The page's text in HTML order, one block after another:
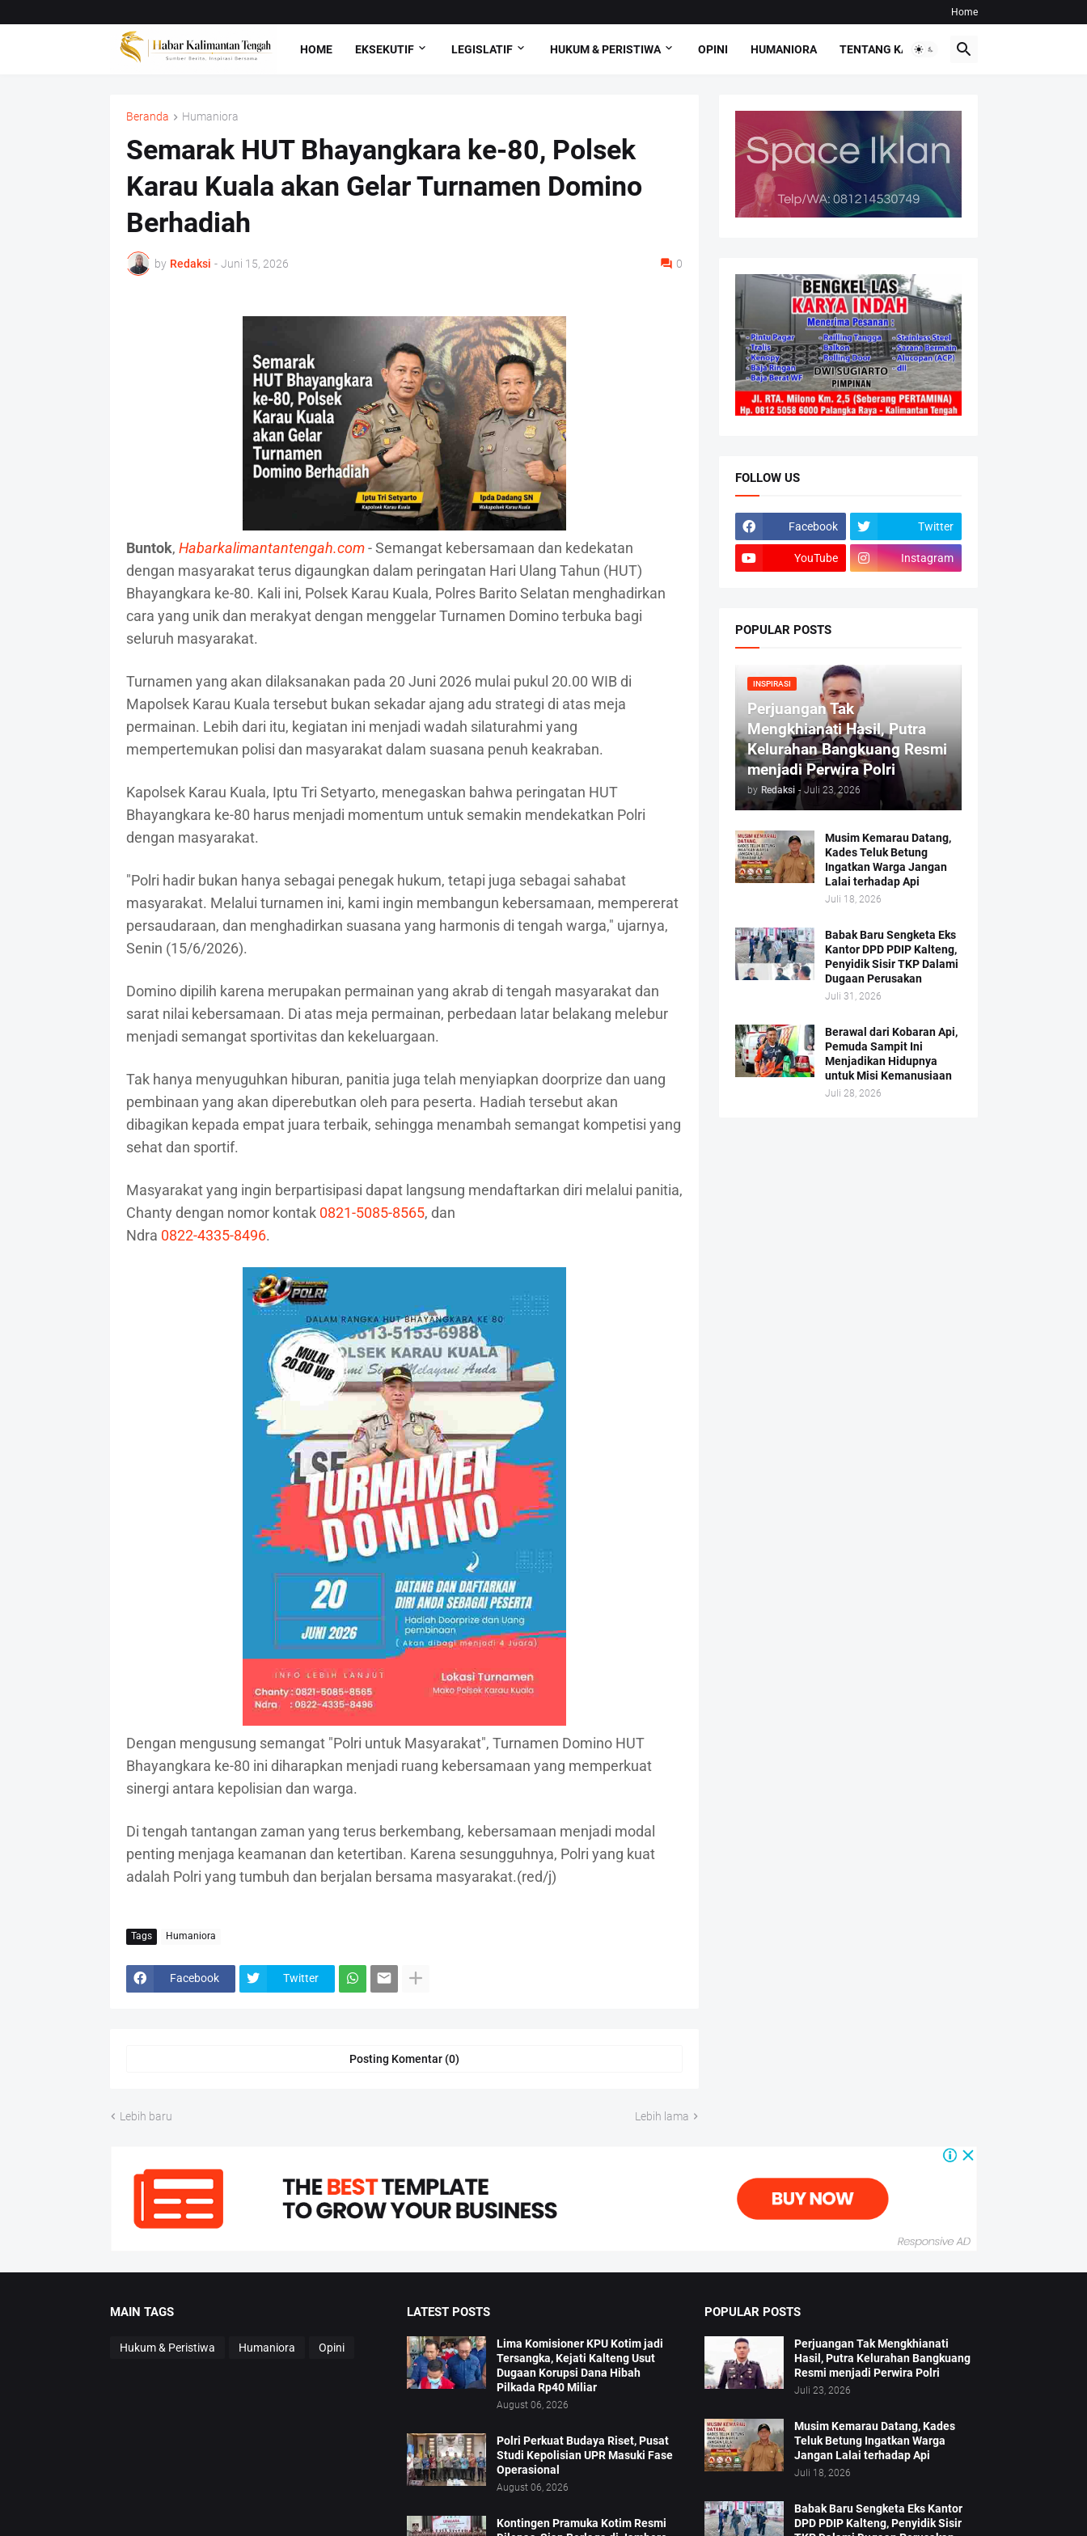
Home
HOME EKSEKUTIF LEGISLATIF HUKUM & PERISTIWA OPINI HUMANIORA TENTANG KAMI
Beranda Humaniora
Semarak HUT Bhayangkara ke-80, Polsek
Karau Kuala akan Gelar Turnamen Domino
Berhadiah
by Redaksi - Juni 15, 2026 0
Buntok, Habarkalimantantengah.com- Semangat kebersamaan dan kedekatan
dengan masyarakat terus digaungkan dalam peringatan Hari Ulang Tahun (HUT)
Bhayangkara ke-80. Kali ini, Polsek Karau Kuala, Polres Barito Selatan menghadirkan
cara yang unik dan merakyat dengan menggelar Turnamen Domino terbuka bagi
seluruh masyarakat.
Turnamen yang akan dilaksanakan pada 20 Juni 2026 mulai pukul 20.00 WIB di
Mapolsek Karau Kuala tersebut bukan sekadar ajang adu strategi di atas meja
permainan. Lebih dari itu, kegiatan ini menjadi wadah silaturahmi yang
mempertemukan polisi dan masyarakat dalam suasana penuh keakraban.
Kapolsek Karau Kuala, Iptu Tri Setyarto, menegaskan bahwa peringatan HUT
Bhayangkara ke-80 harus menjadi momentum untuk semakin mendekatkan Polri
dengan masyarakat.
"Polri hadir bukan hanya sebagai penegak hukum, tetapi juga sebagai sahabat
masyarakat. Melalui turnamen ini, kami ingin membangun kebersamaan, mempererat
persaudaraan, dan menghadirkan suasana yang harmonis di tengah warga," ujarnya,
Senin (15/6/2026).
Domino dipilih karena merupakan permainan yang akrab di tengah masyarakat dan
sarat nilai kebersamaan. Di atas meja permainan, perbedaan latar belakang melebur
menjadi semangat sportivitas dan kekeluargaan.
Tak hanya menyuguhkan hiburan, panitia juga telah menyiapkan doorprize dan uang
pembinaan yang akan diperebutkan oleh para peserta. Hadiah tersebut akan
dibagikan kepada empat juara terbaik, sehingga menambah semangat kompetisi yang
sehat dan sportif.
Masyarakat yang ingin berpartisipasi dapat langsung mendaftarkan diri melalui panitia,
Chanty dengan nomor kontak 0821-5085-8565, dan
Ndra 0822-4335-8496.
Dengan mengusung semangat "Polri untuk Masyarakat", Turnamen Domino HUT
Bhayangkara ke-80 ini diharapkan menjadi ruang kebersamaan yang memperkuat
sinergi antara kepolisian dan warga.
Di tengah tantangan zaman yang terus berkembang, kebersamaan menjadi modal
penting menjaga keamanan dan ketertiban. Karena sesungguhnya, Polri yang kuat
adalah Polri yang tumbuh dan berjalan bersama masyarakat.(red/j)
Tags Humaniora
Facebook Twitter
Posting Komentar (0)
Lebih baru Lebih lama
FOLLOW US
Facebook Twitter
YouTube Instagram
POPULAR POSTS
INSPIRASI
Perjuangan Tak
Mengkhianati Hasil, Putra
Kelurahan Bangkuang Resmi
menjadi Perwira Polri
by Redaksi - Juli 23, 2026
Musim Kemarau Datang,
Kades Teluk Betung
Ingatkan Warga Jangan
Lalai terhadap Api
Juli 18, 2026
Babak Baru Sengketa Eks
Kantor DPD PDIP Kalteng,
Penyidik Sisir TKP Dalami
Dugaan Perusakan
Juli 31, 2026
Berawal dari Kobaran Api,
Pemuda Sampit Ini
Menjadikan Hidupnya
untuk Misi Kemanusiaan
Juli 28, 2026
MAIN TAGS
Hukum & Peristiwa Humaniora Opini
LATEST POSTS
Lima Komisioner KPU Kotim jadi
Tersangka, Kejati Kalteng Usut
Dugaan Korupsi Dana Hibah
Pilkada Rp40 Miliar
August 06, 2026
Polri Perkuat Budaya Riset, Pusat
Studi Kepolisian UPR Masuki Fase
Operasional
August 06, 2026
Kontingen Pramuka Kotim Resmi
POPULAR POSTS
Perjuangan Tak Mengkhianati
Hasil, Putra Kelurahan Bangkuang
Resmi menjadi Perwira Polri
Juli 23, 2026
Musim Kemarau Datang, Kades
Teluk Betung Ingatkan Warga
Jangan Lalai terhadap Api
Juli 18, 2026
Babak Baru Sengketa Eks Kantor
DPD PDIP Kalteng, Penyidik Sisir